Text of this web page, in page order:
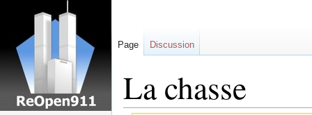
La chasse
Page Discussion